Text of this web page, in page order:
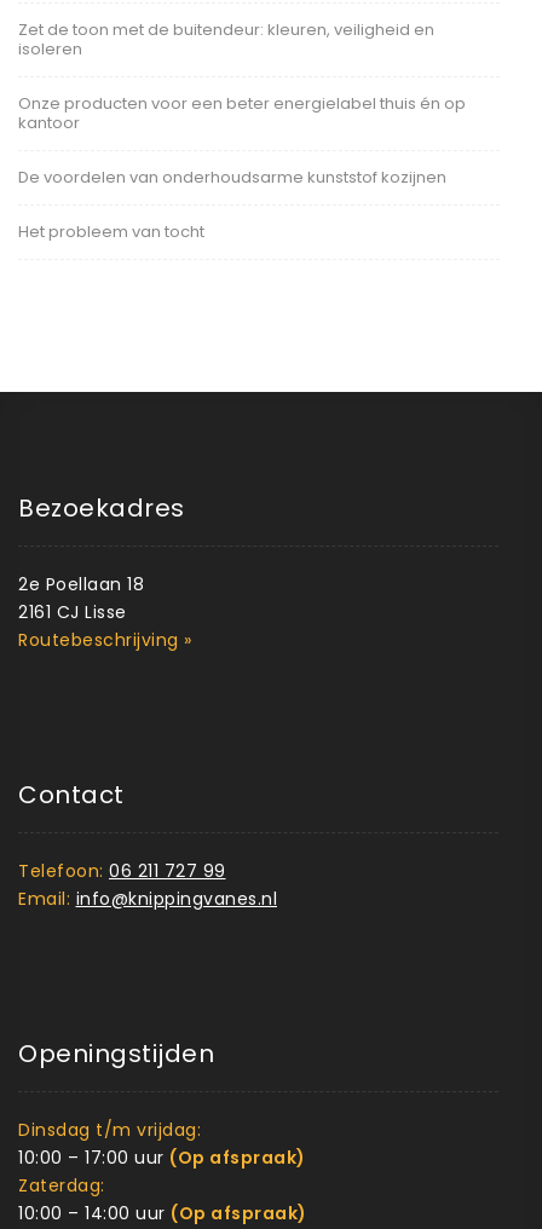
Zet de toon met de buitendeur: kleuren, veiligheid en
isoleren
Onze producten voor een beter energielabel thuis én op
kantoor
De voordelen van onderhoudsarme kunststof kozijnen
Het probleem van tocht
Bezoekadres
2e Poellaan 18
2161 CJ Lisse
Routebeschrijving »
Contact
Telefoon: 06 211 727 99
Email: info@knippingvanes.nl
Openingstijden
Dinsdag t/m vrijdag:
10:00 – 17:00 uur (Op afspraak)
Zaterdag:
10:00 – 14:00 uur (Op afspraak)